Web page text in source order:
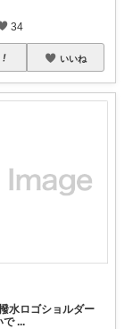
34
いいね
水ロゴショルダー
で ...